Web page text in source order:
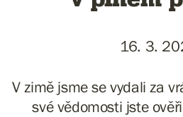
16. 3.
V zimě jsme se vydali za
své vědomosti jste